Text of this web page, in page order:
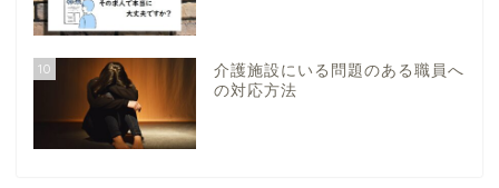
10
介護施設にいる問題のある職員へ
の対応方法